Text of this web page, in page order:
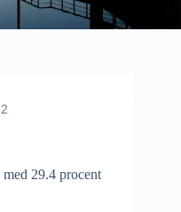
2
med 29.4 procent